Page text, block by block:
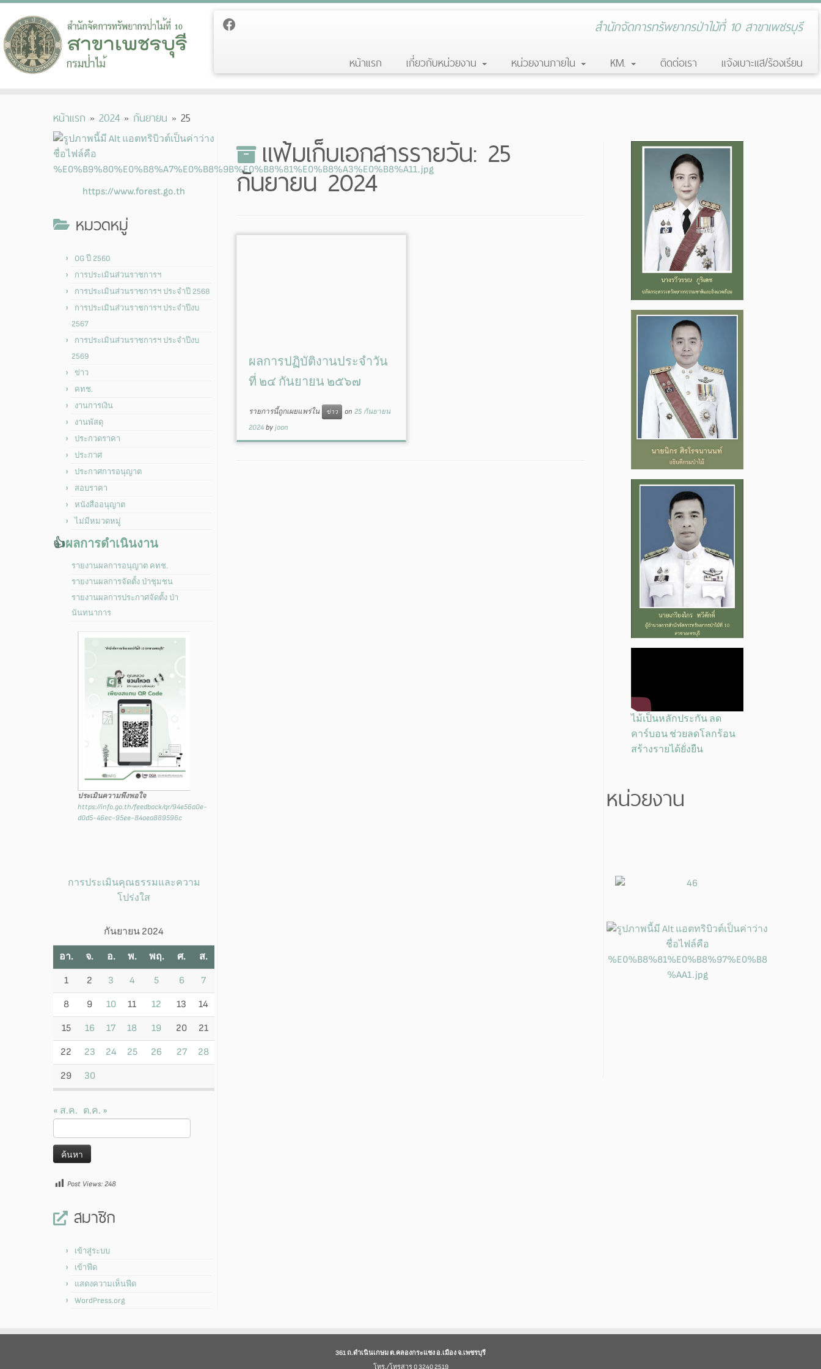
สำนักจัดการทรัพยากรป่าไม้ที่ 10 สาขาเพชรบุรี
หน้าแรก เกี่ยวกับหน่วยงาน หน่วยงานภายใน KM. ติดต่อเรา แจ้งเบาะแส/ร้องเรียน
หน้าแรก » 2024 » กันยายน » 25
https://www.forest.go.th
หมวดหมู่
OG ปี 2560
การประเมินส่วนราชการฯ
การประเมินส่วนราชการฯ ประจำปี 2568
การประเมินส่วนราชการฯ ประจำปีงบ
2567
การประเมินส่วนราชการฯ ประจำปีงบ
2569
ข่าว
คทช.
งานการเงิน
งานพัสดุ
ประกวดราคา
ประกาศ
ประกาศการอนุญาต
สอบราคา
หนังสืออนุญาต
ไม่มีหมวดหมู่
👍ผลการดำเนินงาน
รายงานผลการอนุญาต คทช.
รายงานผลการจัดตั้ง ป่าชุมชน
รายงานผลการประกาศจัดตั้ง ป่า
นันทนาการ
ประเมินความพึงพอใจ
https://info.go.th/feedback/qr/94e56a0e-
d0d5-46ec-95ee-84aea889596c
การประเมินคุณธรรมและความ
โปร่งใส
กันยายน 2024
อา. จ. อ. พ. พฤ. ศ. ส.
1 2 3 4 5 6 7
8 9 10 11 12 13 14
15 16 17 18 19 20 21
22 23 24 25 26 27 28
29 30
« ส.ค. ต.ค. »
สำหรับ:
Post Views: 248
สมาชิก
เข้าสู่ระบบ
เข้าฟีด
แสดงความเห็นฟีด
WordPress.org
แฟ้มเก็บเอกสารรายวัน: 25
กันยายน 2024
ผลการปฏิบัติงานประจำวัน
ที่ ๒๔ กันยายน ๒๕๖๗
รายการนี้ถูกเผยแพร่ใน ข่าว on25 กันยายน
2024 byjoon
ไม้เป็นหลักประกัน ลด
คาร์บอน ช่วยลดโลกร้อน
สร้างรายได้ยั่งยืน
หน่วยงาน
361 ถ.ดำเนินเกษม ต.คลองกระแชง อ.เมือง จ.เพชรบุรี
โทร./โทรสาร 0 3240 2519